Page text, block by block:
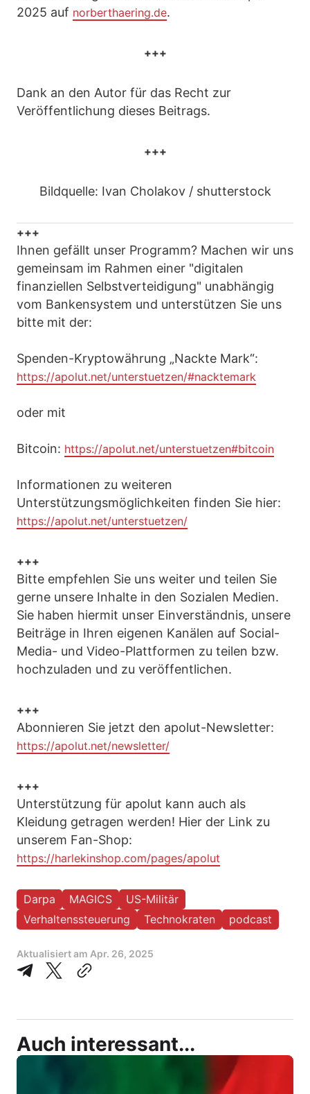
2025 auf norberthaering.de.
+++
Dank an den Autor für das Recht zur
Veröffentlichung dieses Beitrags.
+++
Bildquelle: Ivan Cholakov / shutterstock
+++
Ihnen gefällt unser Programm? Machen wir uns
gemeinsam im Rahmen einer "digitalen
finanziellen Selbstverteidigung" unabhängig
vom Bankensystem und unterstützen Sie uns
bitte mit der:
Spenden-Kryptowährung „Nackte Mark“:
https://apolut.net/unterstuetzen/#nacktemark
oder mit
Bitcoin: https://apolut.net/unterstuetzen#bitcoin
Informationen zu weiteren
Unterstützungsmöglichkeiten finden Sie hier:
https://apolut.net/unterstuetzen/
+++
Bitte empfehlen Sie uns weiter und teilen Sie
gerne unsere Inhalte in den Sozialen Medien.
Sie haben hiermit unser Einverständnis, unsere
Beiträge in Ihren eigenen Kanälen auf Social-
Media- und Video-Plattformen zu teilen bzw.
hochzuladen und zu veröffentlichen.
+++
Abonnieren Sie jetzt den apolut-Newsletter:
https://apolut.net/newsletter/
+++
Unterstützung für apolut kann auch als
Kleidung getragen werden! Hier der Link zu
unserem Fan-Shop:
https://harlekinshop.com/pages/apolut
Darpa MAGICS
US-Militär
Verhaltenssteuerung
Technokraten podcast
Aktualisiert am Apr. 26, 2025
Auch interessant...